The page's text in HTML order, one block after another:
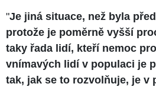
"Je jiná situace, než byla
protože je poměrně vyšší
taky řada lidí, kteří nemoc
vnímavých lidí v populaci je
tak, jak se to rozvolňuje, je v